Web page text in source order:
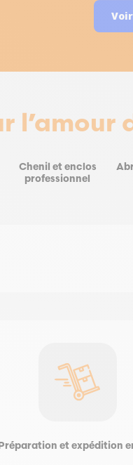
l’amour
Chenil et enclos
professionnel
et expédition